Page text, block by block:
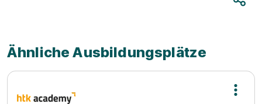
Ähnliche Ausbildungsplätze